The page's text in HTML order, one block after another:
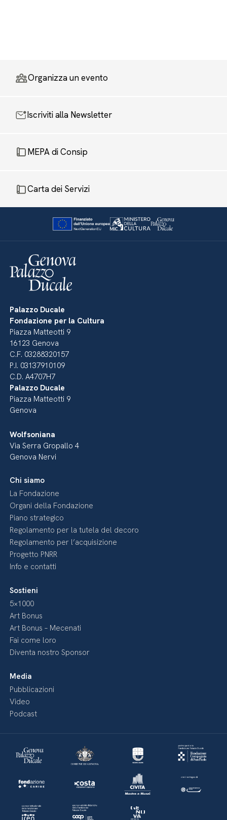
Organizza un evento
Iscriviti alla Newsletter
MEPA di Consip
Carta dei Servizi
Palazzo Ducale
Fondazione per la Cultura
Piazza Matteotti 9
16123 Genova
C.F. 03288320157
P.I. 03137910109
C.D. A4707H7
Palazzo Ducale
Piazza Matteotti 9
Genova
Wolfsoniana
Via Serra Gropallo 4
Genova Nervi
Chi siamo
La Fondazione
Organi della Fondazione
Piano strategico
Regolamento per la tutela del decoro
Regolamento per l’acquisizione
Progetto PNRR
Info e contatti
Sostieni
5×1000
Art Bonus
Art Bonus – Mecenati
Fai come loro
Diventa nostro Sponsor
Media
Pubblicazioni
Video
Podcast